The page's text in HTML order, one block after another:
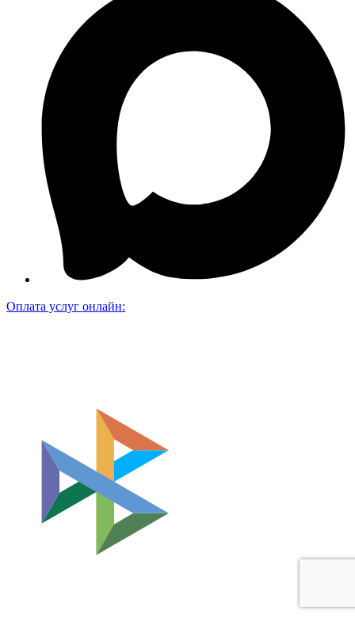
Оплата услуг онлайн: